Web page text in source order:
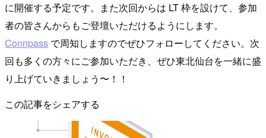
に開催する予定です。また次回からは LT 枠を設けて、参加
者の皆さんからもご登壇いただけるようにします。
Connpass で周知しますのでぜひフォローしてください。次
回も多くの方々にご参加いただき、ぜひ東北仙台を一緒に盛
り上げていきましょう〜！！
この記事をシェアする